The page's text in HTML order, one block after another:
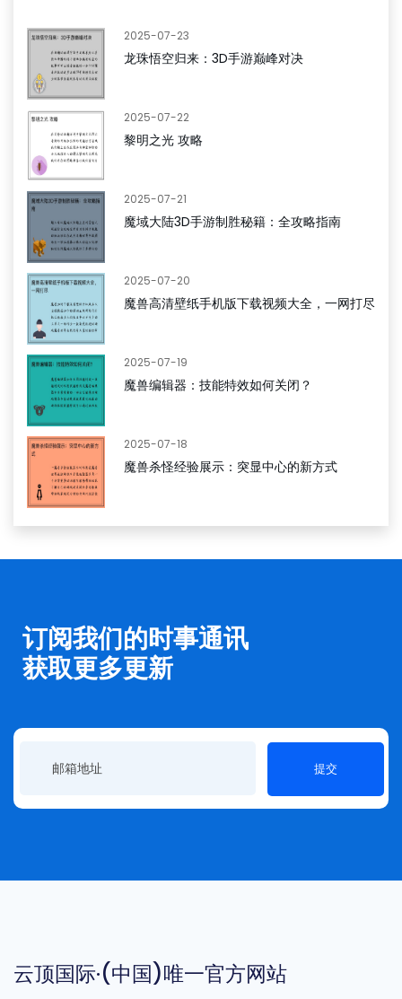
2025-07-23
龙珠悟空归来：3D手游巅峰对决
2025-07-22
黎明之光 攻略
2025-07-21
魔域大陆3D手游制胜秘籍：全攻略指南
2025-07-20
魔兽高清壁纸手机版下载视频大全，一网打尽
2025-07-19
魔兽编辑器：技能特效如何关闭？
2025-07-18
魔兽杀怪经验展示：突显中心的新方式
订阅我们的时事通讯
获取更多更新
提交
云顶国际·(中国)唯一官方网站